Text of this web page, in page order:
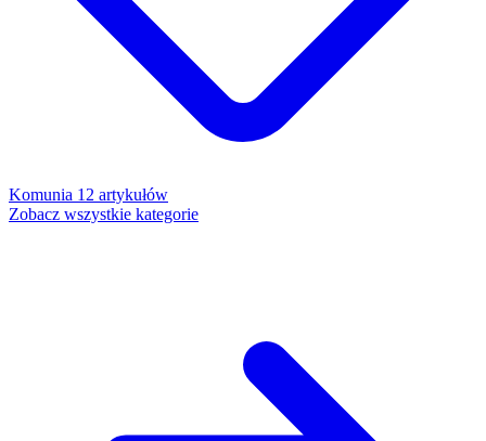
Komunia 12 artykułów
Zobacz wszystkie kategorie